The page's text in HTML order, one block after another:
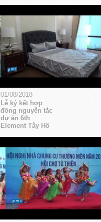
01/08/2018
Lễ ký kết hợp
đồng nguyễn tắc
dự án 6th
Element Tây Hồ